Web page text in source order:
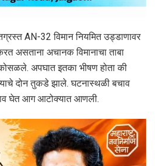
AN-32 विमान नियमित उड्डाणावर
असताना अचानक विमानाचा ताबा
अपघात इतका भीषण होता की
दोन तुकडे झाले. घटनास्थळी बचाव
घेत आग आटोक्यात आणली.